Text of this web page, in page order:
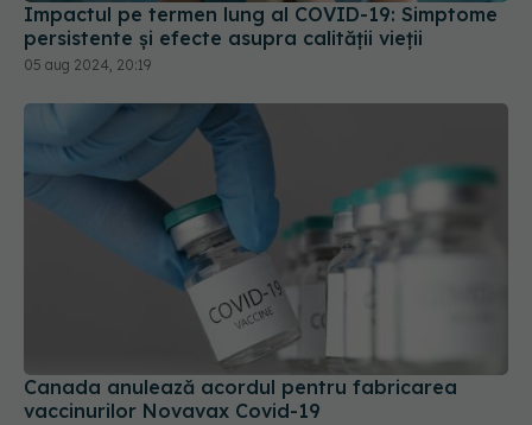
Impactul pe termen lung al COVID-19: Simptome
persistente și efecte asupra calității vieții
05 aug 2024, 20:19
Canada anulează acordul pentru fabricarea
vaccinurilor Novavax Covid-19